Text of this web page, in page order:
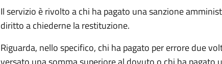
Il servizio è rivolto a chi ha pagato una sanzione
diritto a chiederne la restituzione.
Riguarda, nello specifico, chi ha pagato per errore due